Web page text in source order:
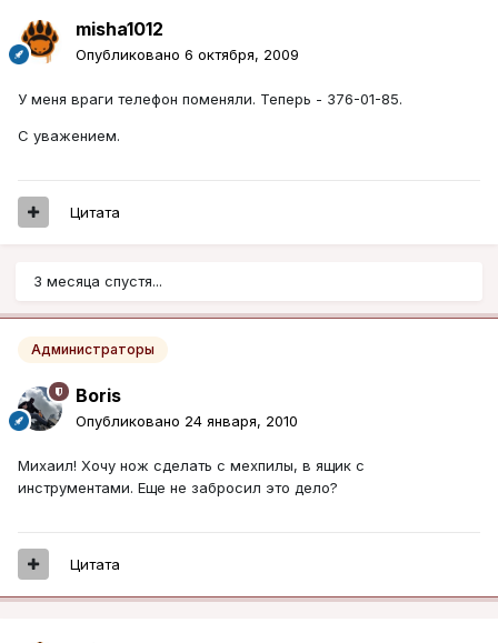
misha1012
Опубликовано 6 октября, 2009
У меня враги телефон поменяли. Теперь - 376-01-85.
С уважением.
Цитата
3 месяца спустя...
Администраторы
Boris
Опубликовано 24 января, 2010
Михаил! Хочу нож сделать с мехпилы, в ящик с
инструментами. Еще не забросил это дело?
Цитата